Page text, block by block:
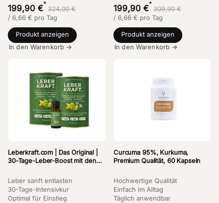
199,90 €*
324,00 €
/ 6,66 € pro Tag
Produkt anzeigen
In den Warenkorb →
199,90 €*
309,90 €
/ 6,66 € pro Tag
Produkt anzeigen
In den Warenkorb →
Leberkraft.com | Das Original |
30-Tage-Leber-Boost mit den
Mariendistel
Leber sanft entlasten
30-Tage-Intensivkur
Optimal für Einstieg
Curcuma 95%, Kurkuma,
Premium Qualität, 60 Kapseln
Hochwertige Qualität
Einfach im Alltag
Täglich anwendbar